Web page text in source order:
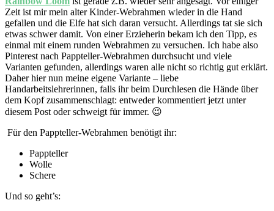
Zeit ist mir mein alter Kinder-Webrahmen wieder in die Hand
gefallen und die Elfe hat sich daran versucht. Allerdings tat sie sich
etwas schwer damit. Von einer Erzieherin bekam ich den Tipp, es
einmal mit einem runden Webrahmen zu versuchen. Ich habe also
Pinterest nach Pappteller-Webrahmen durchsucht und viele
Varianten gefunden, allerdings waren alle nicht so richtig gut erklärt.
Daher hier nun meine eigene Variante – liebe
Handarbeitslehrerinnen, falls ihr beim Durchlesen die Hände über
dem Kopf zusammenschlagt: entweder kommentiert jetzt unter
diesem Post oder schweigt für immer. 😉
Für den Pappteller-Webrahmen benötigt ihr:
Pappteller
Wolle
Schere
Und so geht’s: